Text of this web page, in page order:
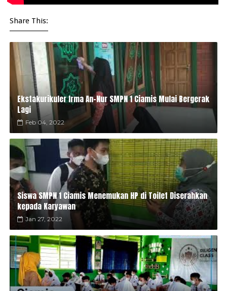
Share This:
Ekstakurikuler Irma An-Nur SMPN 1 Ciamis Mulai Bergerak
Lagi
Feb 04, 2022
Siswa SMPN 1 Ciamis Menemukan HP di Toilet Diserahkan
kepada Karyawan
Jan 27, 2022